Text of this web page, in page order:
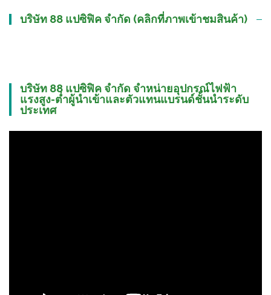
บริษัท 88 แปซิฟิค จำกัด (คลิกที่ภาพเข้าชมสินค้า)
บริษัท 88 แปซิฟิค จำกัด จำหน่ายอุปกรณ์ไฟฟ้า
แรงสูง-ต่ำผู้นำเข้าและตัวแทนแบรนด์ชั้นนำระดับ
ประเทศ